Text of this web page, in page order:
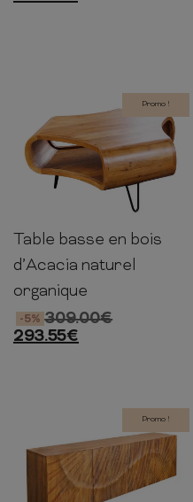
Promo !
38cm 90cm 90cm
Table basse en bois
d’Acacia naturel
organique
309.00€
-5%
293.55€
Promo !